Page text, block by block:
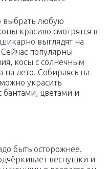
выбрать любую
красиво смотрятся в
выглядят на
популярны
косы с солнечным
на лето. Собираясь на
украсить
цветами и
быть осторожнее.
веснушки и